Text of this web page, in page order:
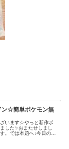
ン☆簡単ポケモン無
います☆やっと新作ポ
した✨おまたせしまし
。では本題へ↓今日の作